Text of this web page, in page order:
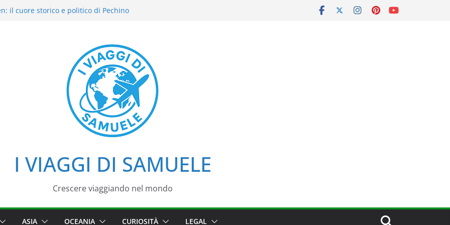
il cuore storico e politico di Pechino
d’Estate tra loto, camminate e
viaggio tra imperatori, simboli e cortili
I VIAGGI DI SAMUELE
Crescere viaggiando nel mondo
ASIA OCEANIA CURIOSITÀ LEGAL